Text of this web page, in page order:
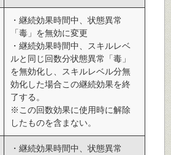
・継続効果時間中、状態異常
「毒」を無効に変更
・継続効果時間中、スキルレベ
ルと同じ回数分状態異常「毒」
を無効化し、スキルレベル分無
効化した場合この継続効果を終
了する。
※この回数効果に使用時に解除
したものを含まない。
・継続効果時間中、状態異常